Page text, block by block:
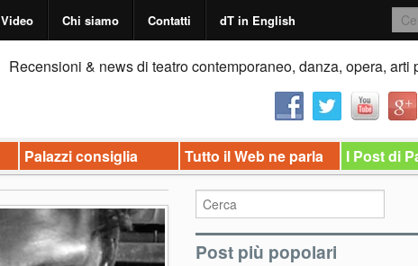
Video Chi siamo Contatti dT in English
Recensioni & news di teatro contemporaneo, danza, opera, arti
Palazzi consiglia Tutto il Web ne parla I Post di
Post più popolari